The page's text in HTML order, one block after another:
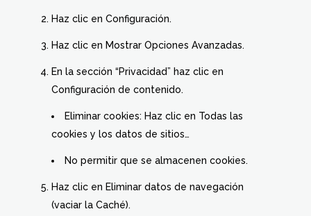
Haz clic en Configuración.
Haz clic en Mostrar Opciones Avanzadas.
En la sección “Privacidad” haz clic en
Configuración de contenido.
Eliminar cookies: Haz clic en Todas las
cookies y los datos de sitios…
No permitir que se almacenen cookies.
Haz clic en Eliminar datos de navegación
(vaciar la Caché).